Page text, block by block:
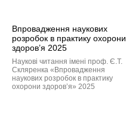
Впровадження наукових
розробок в практику охорони
здоров’я 2025
Наукові читання імені проф. Є.Т.
Скляренка «Впровадження
наукових розробок в практику
охорони здоров’я» 2025